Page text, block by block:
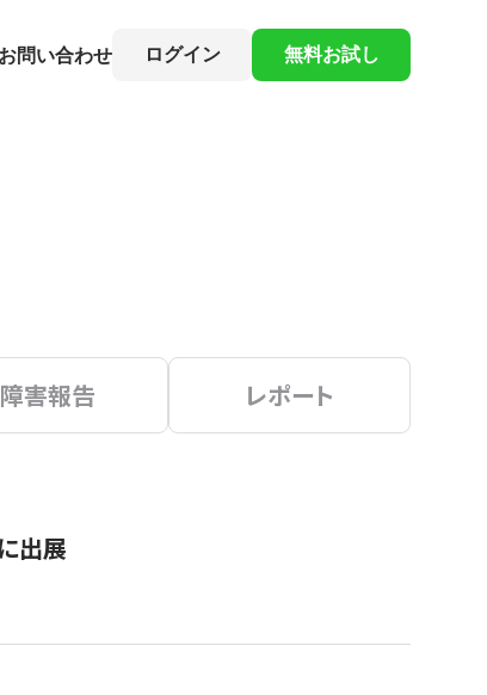
お問い合わせ ログイン 無料お試し
障害報告 レポート
出展